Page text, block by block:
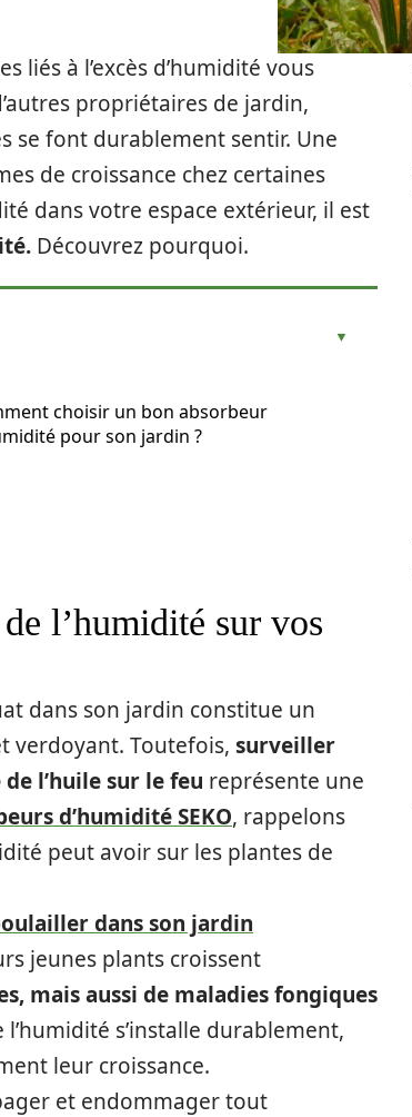
liés à l’excès d’humidité vous
propriétaires de jardin,
se font durablement sentir. Une
de croissance chez certaines
dans votre espace extérieur, il est
Découvrez pourquoi.
choisir un bon absorbeur
pour son jardin ?
l’humidité sur vos
dans son jardin constitue un
verdoyant. Toutefois, surveiller
l’huile sur le feu représente une
d’humidité SEKO, rappelons
peut avoir sur les plantes de
dans son jardin
jeunes plants croissent
mais aussi de maladies fongiques
s’installe durablement,
leur croissance.
et endommager tout